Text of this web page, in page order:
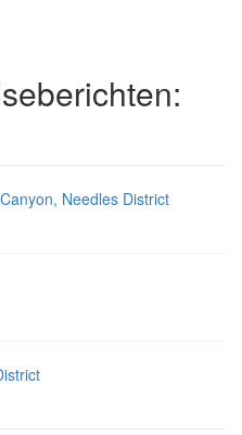
Needles District